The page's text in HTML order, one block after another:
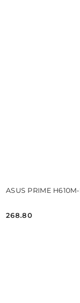
ASUS PRIME
Cena:
268.80